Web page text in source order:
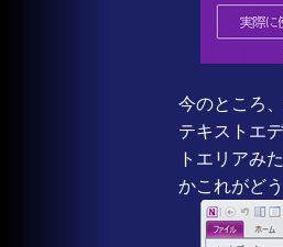
今のところ
テキストエ
トエリアみ
かこれがど